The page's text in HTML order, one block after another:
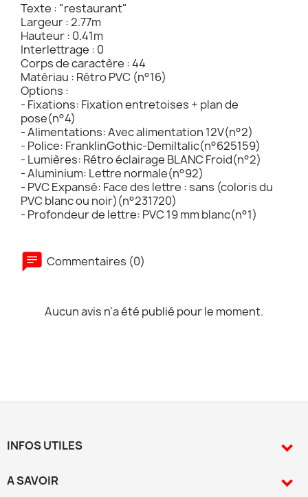
Texte : "restaurant"
Largeur : 2.77m
Hauteur : 0.41m
Interlettrage : 0
Corps de caractère : 44
Matériau : Rétro PVC (n°16)
Options :
- Fixations: Fixation entretoises + plan de
pose(n°4)
- Alimentations: Avec alimentation 12V(n°2)
- Police: FranklinGothic-DemiItalic(n°625159)
- Lumières: Rétro éclairage BLANC Froid(n°2)
- Aluminium: Lettre normale(n°92)
- PVC Expansé: Face des lettre : sans (coloris du
PVC blanc ou noir)(n°231720)
- Profondeur de lettre: PVC 19 mm blanc(n°1)
Commentaires (0)
Aucun avis n'a été publié pour le moment.
INFOS UTILES 
A SAVOIR 